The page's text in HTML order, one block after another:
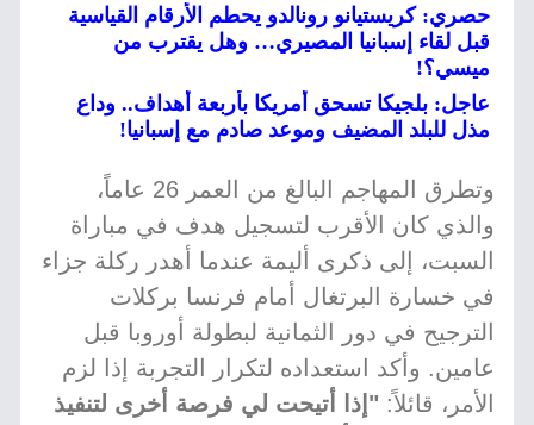
حصري: كريستيانو رونالدو يحطم الأرقام القياسية
قبل لقاء إسبانيا المصيري… وهل يقترب من
ميسي؟!
عاجل: بلجيكا تسحق أمريكا بأربعة أهداف.. وداع
مذل للبلد المضيف وموعد صادم مع إسبانيا!
وتطرق المهاجم البالغ من العمر 26 عاماً،
والذي كان الأقرب لتسجيل هدف في مباراة
السبت، إلى ذكرى أليمة عندما أهدر ركلة جزاء
في خسارة البرتغال أمام فرنسا بركلات
الترجيح في دور الثمانية لبطولة أوروبا قبل
عامين. وأكد استعداده لتكرار التجربة إذا لزم
الأمر، قائلاً: "إذا أتيحت لي فرصة أخرى لتنفيذ